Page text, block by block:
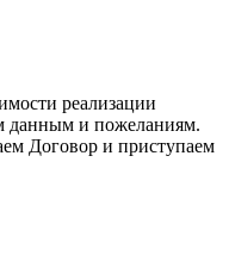
реализации
данным и пожеланиям.
Договор и приступаем